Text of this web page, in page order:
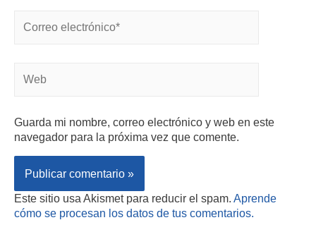
Guarda mi nombre, correo electrónico y web en este
navegador para la próxima vez que comente.
Este sitio usa Akismet para reducir el spam. Aprende
cómo se procesan los datos de tus comentarios.